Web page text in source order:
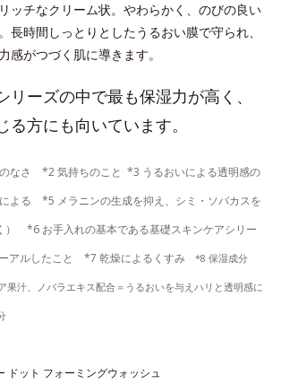
ッチなクリーム状。やわらかく、のびの良い
長時間しっとりとしたうるおい膜で守られ、
感がつづく肌に導きます。
リーズの中で最も保湿力が高く、
る方にも向いています。
なさ *2 気持ちのこと *3 うるおいによる透明感の
よる *5 メラニンの生成を抑え、シミ・ソバカスを
） *6 お手入れの基本である基礎スキンケアシリー
アルしたこと *7 乾燥によるくすみ *8 保湿成分
汁、ノバラエキス配合＝うるおいを与えハリと透明感に
ドット フォーミングウォッシュ